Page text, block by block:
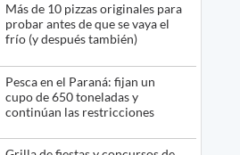
Más de 10 pizzas originales para
probar antes de que se vaya el
frío (y después también)
Pesca en el Paraná: fijan un
cupo de 650 toneladas y
continúan las restricciones